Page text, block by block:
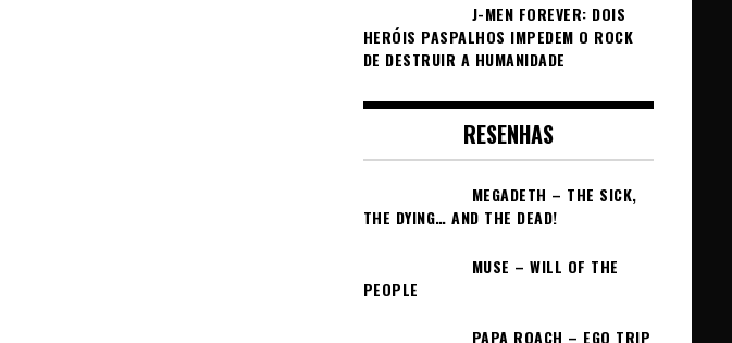
J-MEN FOREVER: DOIS
HERÓIS PASPALHOS IMPEDEM O ROCK
DE DESTRUIR A HUMANIDADE
RESENHAS
MEGADETH – THE SICK,
THE DYING… AND THE DEAD!
MUSE – WILL OF THE
PEOPLE
PAPA ROACH – EGO TRIP